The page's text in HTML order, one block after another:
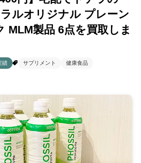
ルオリジナル プレーン
MLM製品 6点を買取しま
績 サプリメント 健康食品